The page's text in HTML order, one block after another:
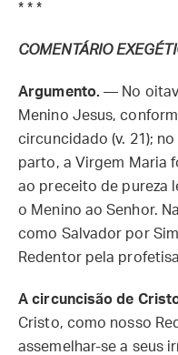
* * *
COMENTÁRIO
Argumento. — No
Menino Jesus,
circuncidado (v. 21);
parto, a Virgem Maria
ao preceito de pureza
o Menino ao Senhor.
como Salvador por
Redentor pela
A circuncisão de
Cristo, como nosso
assemelhar-se a seus